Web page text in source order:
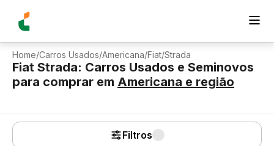
Home/Carros Usados/Americana/Fiat/Strada
Fiat Strada: Carros Usados e Seminovos
para comprar em Americana e região
Filtros